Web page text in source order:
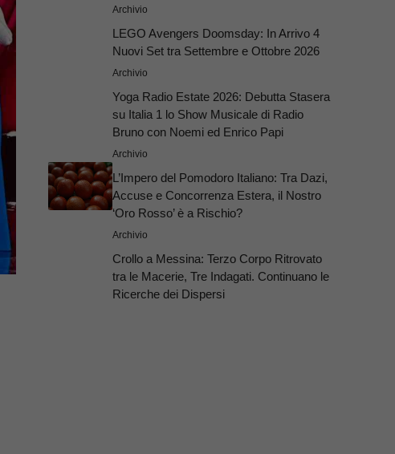
Archivio
LEGO Avengers Doomsday: In Arrivo 4
Nuovi Set tra Settembre e Ottobre 2026
Archivio
Yoga Radio Estate 2026: Debutta Stasera
su Italia 1 lo Show Musicale di Radio
Bruno con Noemi ed Enrico Papi
Archivio
L’Impero del Pomodoro Italiano: Tra Dazi,
Accuse e Concorrenza Estera, il Nostro
‘Oro Rosso’ è a Rischio?
Archivio
Crollo a Messina: Terzo Corpo Ritrovato
tra le Macerie, Tre Indagati. Continuano le
Ricerche dei Dispersi